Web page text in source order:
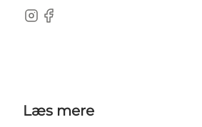
Instagram
Facebook
Læs mere